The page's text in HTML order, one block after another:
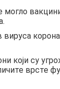
који су